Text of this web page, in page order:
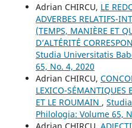
Adrian CHIRCU, LE
ADVERBES RELATIFS-
(TEMPS, MANIÈRE ET
D’ALTÉRITÉ
Studia Universitatis
65, No. 4, 2020
Adrian CHIRCU,
LEXICO-SÉMANTIQUES
ET LE ROUMAIN ,
Philologia: Volume 65,
Adrian CHIRCU,